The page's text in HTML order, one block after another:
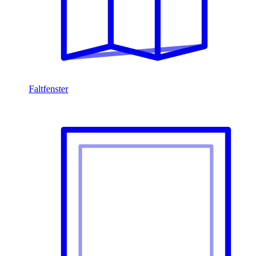
Faltfenster